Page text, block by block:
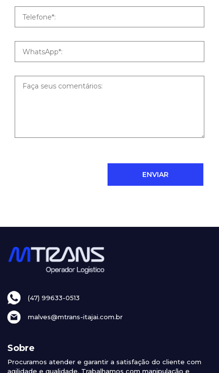
(47) 99633-0513
malves@mtrans-itajai.com.br
Sobre
Procuramos atender e garantir a satisfação do cliente com
agilidade e qualidade. Trabalhamos com manipulação e